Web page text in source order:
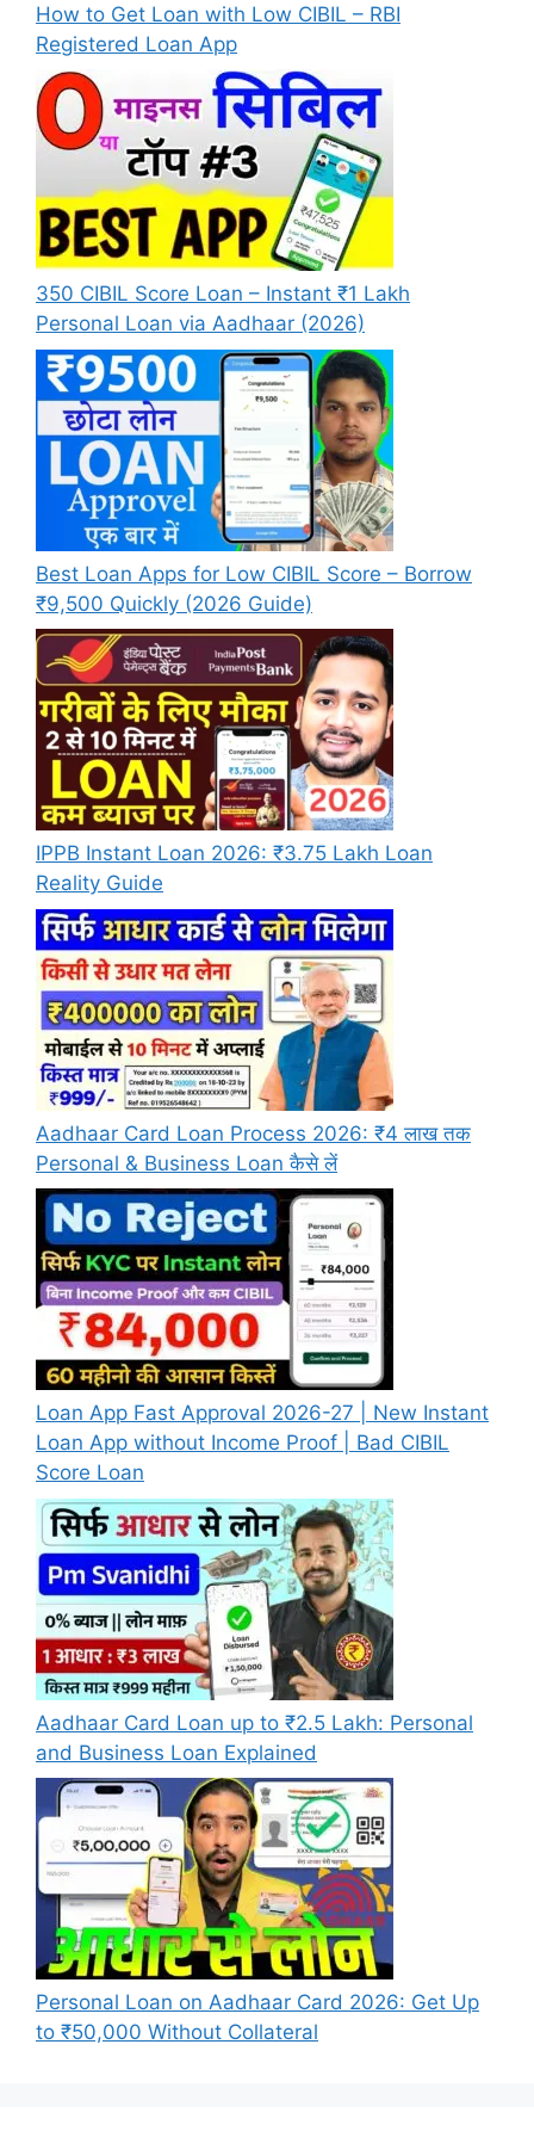
How to Get Loan with Low CIBIL – RBI
Registered Loan App
350 CIBIL Score Loan – Instant ₹1 Lakh
Personal Loan via Aadhaar (2026)
Best Loan Apps for Low CIBIL Score – Borrow
₹9,500 Quickly (2026 Guide)
IPPB Instant Loan 2026: ₹3.75 Lakh Loan
Reality Guide
Aadhaar Card Loan Process 2026: ₹4 लाख तक
Personal & Business Loan कैसे लें
Loan App Fast Approval 2026-27 | New Instant
Loan App without Income Proof | Bad CIBIL
Score Loan
Aadhaar Card Loan up to ₹2.5 Lakh: Personal
and Business Loan Explained
Personal Loan on Aadhaar Card 2026: Get Up
to ₹50,000 Without Collateral